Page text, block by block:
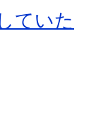
ていた